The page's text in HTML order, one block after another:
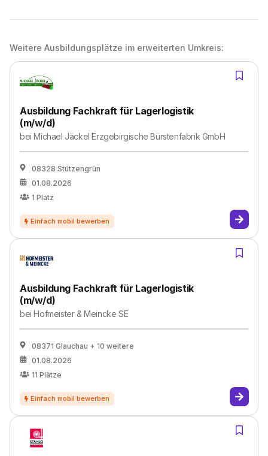
Weitere Ausbildungsplätze im erweiterten Umkreis:
Ausbildung Fachkraft für Lagerlogistik
(m/w/d)
beiMichael Jäckel Erzgebirgische Bürstenfabrik GmbH
08328 Stützengrün
01.08.2026
1 Platz
Ausbildung Fachkraft für Lagerlogistik
(m/w/d)
beiHofmeister & Meincke SE
08371 Glauchau + 10 weitere
01.08.2026
11 Plätze